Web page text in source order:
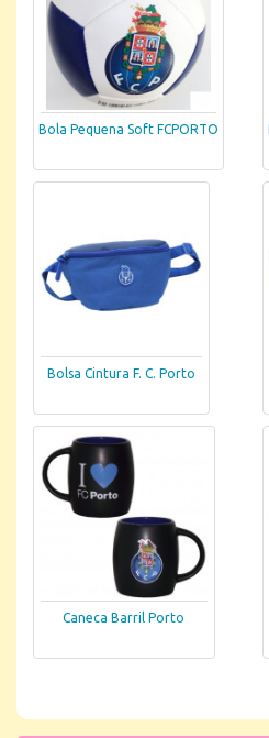
Bola Pequena Soft FCPORTO
Bolsa Cintura F. C. Porto
Caneca Barril Porto